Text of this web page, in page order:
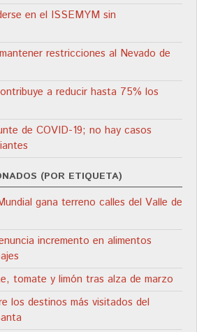
en el ISSEMYM sin
restricciones al Nevado de
a reducir hasta 75% los
de COVID-19; no hay casos
(POR ETIQUETA)
gana terreno calles del Valle de
incremento en alimentos
tomate y limón tras alza de marzo
los destinos más visitados del